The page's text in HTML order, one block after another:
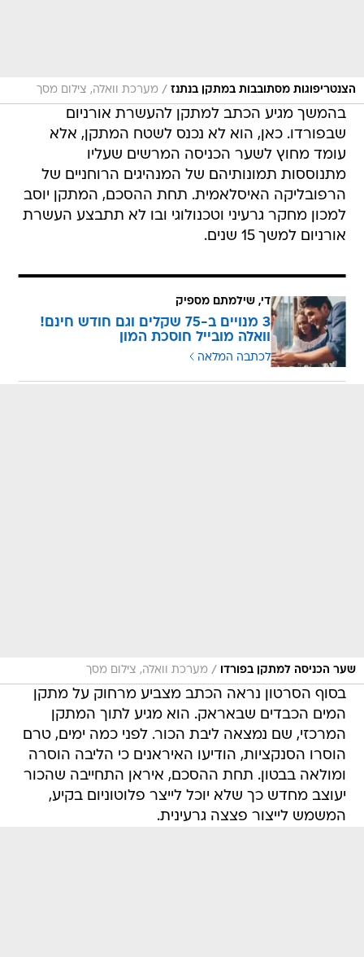
הצנטריפוגות מסתובבות במתקן בנתנז / מערכת וואלה, צילום מסך
בהמשך מגיע הכתב למתקן להעשרת אורניום
שבפורדו. כאן, הוא לא נכנס לשטח המתקן, אלא
עומד מחוץ לשער הכניסה המרשים שעליו
מתנוססות תמונותיהם של המנהיגים הרוחניים של
הרפובליקה האיסלאמית. תחת ההסכם, המתקן יוסב
למכון מחקר גרעיני וטכנולוגי ובו לא תתבצע העשרת
אורניום למשך 15 שנים.
די, שילמתם מספיק
3 מנויים ב-75 שקלים וגם חודש חינם!
וואלה מובייל חוסכת המון
לכתבה המלאה
שער הכניסה למתקן בפורדו / מערכת וואלה, צילום מסך
בסוף הסרטון נראה הכתב מצביע מרחוק על מתקן
המים הכבדים שבאראק. הוא מגיע לתוך המתקן
המרכזי, שם נמצאה ליבת הכור. לפני כמה ימים, טרם
הוסרו הסנקציות, הודיעו האיראנים כי הליבה הוסרה
ומולאה בבטון. תחת ההסכם, איראן התחייבה שהכור
יעוצב מחדש כך שלא יוכל לייצר פלוטוניום בקיע,
המשמש לייצור פצצה גרעינית.